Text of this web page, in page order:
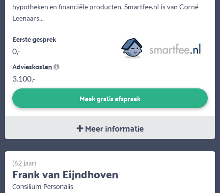
hypotheken en financiële producten. Smartfee.nl is van Corné
Leenaars...
Eerste gesprek
0,-
Advieskosten
3.100,-
Maak gratis afspraak
Meer informatie
(62 jaar)
Frank van Eijndhoven
Consilium Personalis